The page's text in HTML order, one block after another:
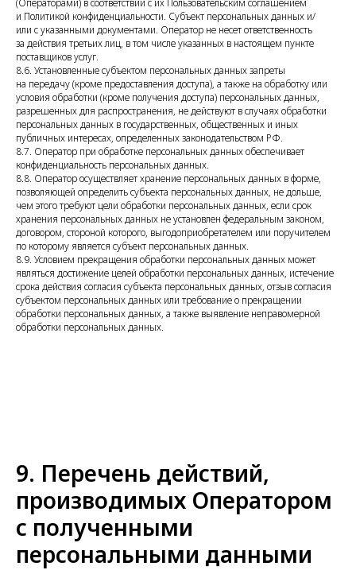
и Политикой конфиденциальности. Субъект персональных данных и/
или с указанными документами. Оператор не несет ответственность
за действия третьих лиц, в том числе указанных в настоящем пункте
поставщиков услуг.
8.6. Установленные субъектом персональных данных запреты
на передачу (кроме предоставления доступа), а также на обработку или
условия обработки (кроме получения доступа) персональных данных,
разрешенных для распространения, не действуют в случаях обработки
персональных данных в государственных, общественных и иных
публичных интересах, определенных законодательством РФ.
8.7. Оператор при обработке персональных данных обеспечивает
конфиденциальность персональных данных.
8.8. Оператор осуществляет хранение персональных данных в форме,
позволяющей определить субъекта персональных данных, не дольше,
чем этого требуют цели обработки персональных данных, если срок
хранения персональных данных не установлен федеральным законом,
договором, стороной которого, выгодоприобретателем или поручителем
по которому является субъект персональных данных.
8.9. Условием прекращения обработки персональных данных может
являться достижение целей обработки персональных данных, истечение
срока действия согласия субъекта персональных данных, отзыв согласия
субъектом персональных данных или требование о прекращении
обработки персональных данных, а также выявление неправомерной
обработки персональных данных.
9. Перечень действий,
производимых Оператором
с полученными
персональными данными